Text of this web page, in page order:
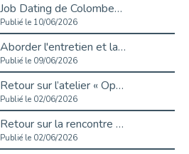
Job Dating de Colombes – Emploi et Insertion
Publié le 10/06/2026
Aborder l'entretien et la situation de handicap en toute confiance
Publié le 09/06/2026
Retour sur l’atelier « Optimiser sa recherche d’emploi »
Publié le 02/06/2026
Retour sur la rencontre entre Cap Emploi 92 et Thales (Campus Meudon)
Publié le 02/06/2026